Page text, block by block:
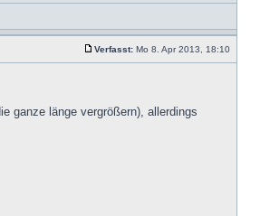
Verfasst: Mo 8. Apr 2013, 18:10
ganze länge vergrößern), allerdings